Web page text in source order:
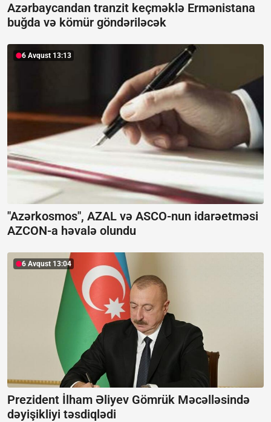
Azərbaycandan tranzit keçməklə Ermənistana
buğda və kömür göndəriləcək
6 Avqust 13:13
"Azərkosmos", AZAL və ASCO-nun idarəetməsi
AZCON-a həvalə olundu
6 Avqust 13:04
Prezident İlham Əliyev Gömrük Məcəlləsində
dəyişikliyi təsdiqlədi